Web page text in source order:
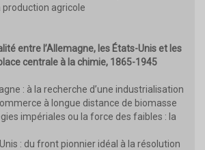
agricole
entre l’Allemagne, les États-Unis et les
centrale à la chimie, 1865-1945
: à la recherche d’une industrialisation
à longue distance de biomasse
impériales ou la force des faibles : la
: du front pionnier idéal à la résolution